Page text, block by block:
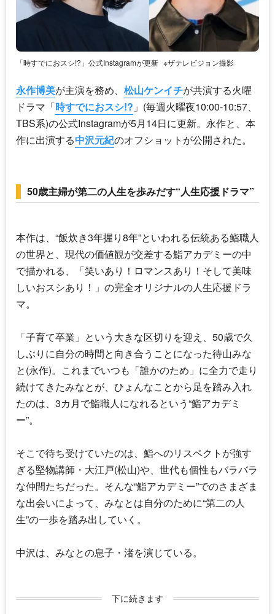
「時すでにおスシ!?」公式Instagramが更新 ※ザテレビジョン撮影
永作博美が主演を務め、 松山ケンイチが共演する火曜
ドラマ「時すでにおスシ!? 」(毎週火曜夜10:00-10:57、
TBS系)の公式Instagramが5月14日に更新。永作と、本
作に出演する中沢元紀のオフショットが公開された。
50歳主婦が第二の人生を歩みだす“人生応援ドラマ”
本作は、“飯炊き3年握り8年”といわれる伝統ある鮨職人
の世界と、現代の価値観が交差する鮨アカデミーの中
で描かれる、「笑いあり！ロマンスあり！そして美味
しいおスシあり！」の完全オリジナルの人生応援ドラ
マ。
「子育て卒業」という大きな区切りを迎え、50歳で久
しぶりに自分の時間と向き合うことになった待山みな
と(永作)。これまでいつも「誰かのため」に全力で走り
続けてきたみなとが、ひょんなことから足を踏み入れ
たのは、3カ月で鮨職人になれるという“鮨アカデミ
ー”。
そこで待ち受けていたのは、鮨へのリスペクトが強す
ぎる堅物講師・大江戸(松山)や、世代も個性もバラバラ
な仲間たちだった。そんな“鮨アカデミー”でのさまざま
な出会いによって、みなとは自分のために“第二の人
生”の一歩を踏み出していく。
中沢は、みなとの息子・渚を演じている。
下に続きます